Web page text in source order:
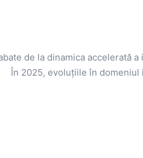
de la dinamica accelerată
2025, evoluțiile în domeniul